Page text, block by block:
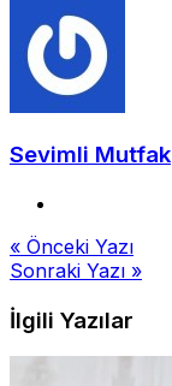
Sevimli Mutfak
Yazı
gezinmesi
« Önceki Yazı
Sonraki Yazı »
İlgili Yazılar